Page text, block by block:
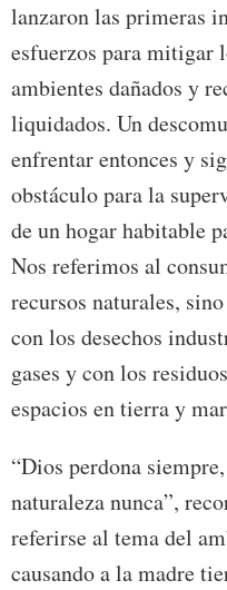
lanzaron las primeras
esfuerzos para mitigar
ambientes dañados y
liquidados. Un
enfrentar entonces y
obstáculo para la
de un hogar habitable
Nos referimos al
recursos naturales,
con los desechos
gases y con los
espacios en tierra y
“Dios perdona
naturaleza nunca”,
referirse al tema del
causando a la madre